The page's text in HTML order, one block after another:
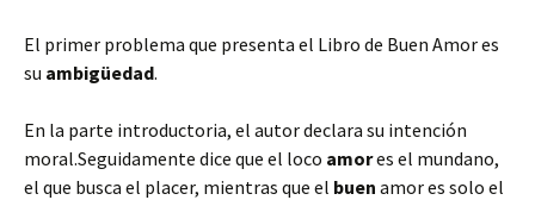
El primer problema que presenta el Libro de Buen Amor es
su ambigüedad.
En la parte introductoria, el autor declara su intención
moral.Seguidamente dice que el loco amores el mundano,
el que busca el placer, mientras que el buen amor es solo el